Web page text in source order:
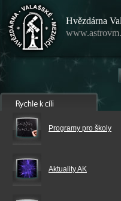
Hvězdárna
Programy pro školy
Aktuality AK